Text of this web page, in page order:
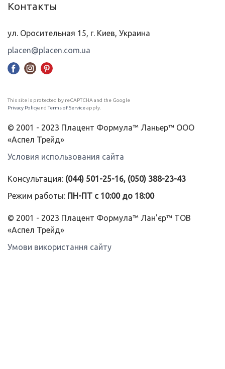
Контакты
ул. Оросительная 15, г. Киев, Украина
placen@placen.com.ua
This site is protected by reCAPTCHA and the Google
Privacy Policyand Terms of Serviceapply.
© 2001 - 2023 Плацент Формула™ Ланьер™ ООО
«Аспел Трейд»
Условия использования сайта
Консультация: (044) 501-25-16, (050) 388-23-43
Режим работы: ПН-ПТ с 10:00 до 18:00
© 2001 - 2023 Плацент Формула™ Лан'єр™ ТОВ
«Аспел Трейд»
Умови використання сайту